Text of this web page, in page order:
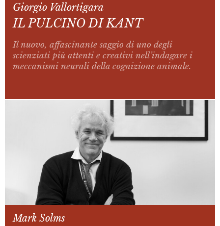
Giorgio Vallortigara
IL PULCINO DI KANT
Il nuovo, affascinante saggio di uno degli
scienziati più attenti e creativi nell’indagare i
meccanismi neurali della cognizione animale.
Mark Solms